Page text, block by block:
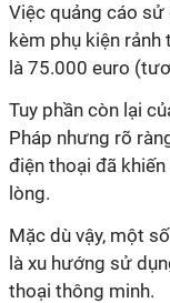
Việc quảng cáo
kèm phụ kiện
là 75.000 euro
Tuy phần còn lại
Pháp nhưng rõ
điện thoại đã
lòng.
Mặc dù vậy, một
là xu hướng sử
thoại thông minh.